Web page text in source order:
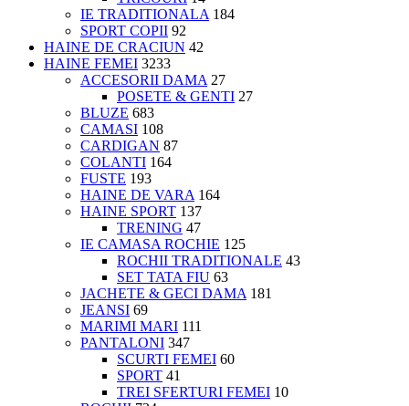
IE TRADITIONALA 184
SPORT COPII 92
HAINE DE CRACIUN 42
HAINE FEMEI 3233
ACCESORII DAMA 27
POSETE & GENTI 27
BLUZE 683
CAMASI 108
CARDIGAN 87
COLANTI 164
FUSTE 193
HAINE DE VARA 164
HAINE SPORT 137
TRENING 47
IE CAMASA ROCHIE 125
ROCHII TRADITIONALE 43
SET TATA FIU 63
JACHETE & GECI DAMA 181
JEANSI 69
MARIMI MARI 111
PANTALONI 347
SCURTI FEMEI 60
SPORT 41
TREI SFERTURI FEMEI 10